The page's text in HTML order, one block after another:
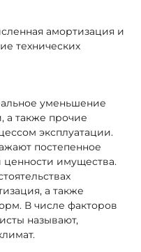
амортизация и
технических
уменьшение
а также прочие
эксплуатации.
постепенное
имущества.
а также
В числе факторов
называют,